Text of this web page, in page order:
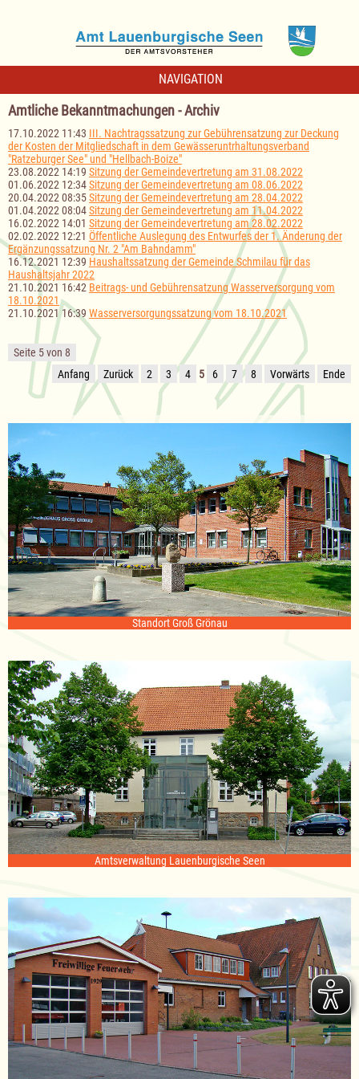
NAVIGATION
Amtliche Bekanntmachungen - Archiv
17.10.2022 11:43 III. Nachtragssatzung zur Gebührensatzung zur Deckung
der Kosten der Mitgliedschaft in dem Gewässeruntrhaltungsverband
"Ratzeburger See" und "Hellbach-Boize"
23.08.2022 14:19 Sitzung der Gemeindevertretung am 31.08.2022
01.06.2022 12:34Sitzung der Gemeindevertretung am 08.06.2022
20.04.2022 08:35Sitzung der Gemeindevertretung am 28.04.2022
01.04.2022 08:04Sitzung der Gemeindevertretung am 11.04.2022
16.02.2022 14:01 Sitzung der Gemeindevertretung am 28.02.2022
02.02.2022 12:21 Öffentliche Auslegung des Entwurfes der 1. Änderung der
Ergänzungssatzung Nr. 2 "Am Bahndamm"
16.12.2021 12:39 Haushaltssatzung der Gemeinde Schmilau für das
Haushaltsjahr 2022
21.10.2021 16:42 Beitrags- und Gebührensatzung Wasserversorgung vom
18.10.2021
21.10.2021 16:39 Wasserversorgungssatzung vom 18.10.2021
Seite 5 von 8
Anfang
Zurück 2 3 4 5 6 7 8 Vorwärts Ende
Standort Groß Grönau
Amtsverwaltung Lauenburgische Seen